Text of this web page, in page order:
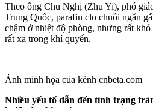
Theo ông Chu Nghị (Zhu Yi), phó
Trung Quốc, parafin clo chuỗi ngắn
chậm ở nhiệt độ phòng, nhưng rất
rất xa trong khí quyển.
Ảnh minh họa của kênh cnbeta.com
Nhiều yếu tố dẫn đến tình trạng